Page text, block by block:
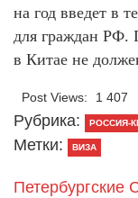
на год введет в
для граждан РФ.
в Китае не
Post Views: 1 407
Рубрика: РОССИЯ-
Метки: ВИЗА
Петербургские